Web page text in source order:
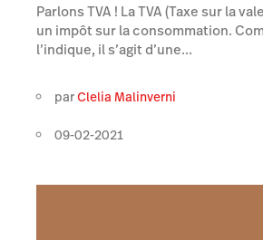
Parlons TVA ! La TVA (Taxe sur la
un impôt sur la consommation.
l’indique, il s’agit d’une...
parClelia Malinverni
09-02-2021